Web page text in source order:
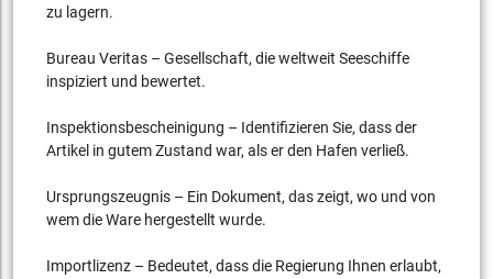
zu lagern.
Bureau Veritas – Gesellschaft, die weltweit Seeschiffe
inspiziert und bewertet.
Inspektionsbescheinigung – Identifizieren Sie, dass der
Artikel in gutem Zustand war, als er den Hafen verließ.
Ursprungszeugnis – Ein Dokument, das zeigt, wo und von
wem die Ware hergestellt wurde.
Importlizenz – Bedeutet, dass die Regierung Ihnen erlaubt,